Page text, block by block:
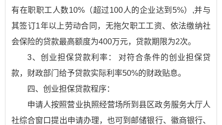
有在职职工人数10%（超过100人的企业达到5%）,并与
其签订1年以上劳动合同，无拖欠职工工资、依法缴纳社
会保险的贷款最高额度为400万元，贷款期限为2次。
3、创业担保贷款利率： 对符合条件的创业担保贷
款，财政部门给予贷款实际利率50%的财政贴息。
四、创业担保贷款程序：
申请人按照营业执照经营场所到县区政务服务大厅人
社综合窗口提出申请办理，也可到邮储银行、徽商银行、